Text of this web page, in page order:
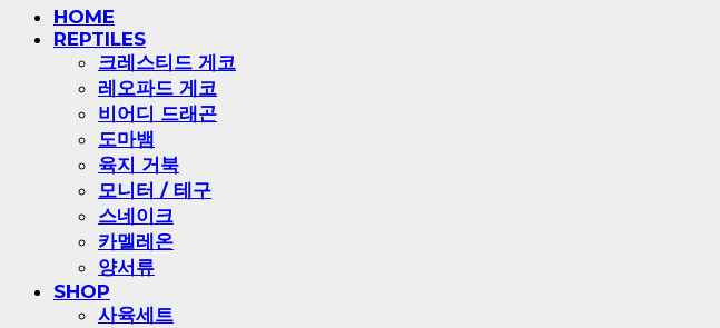
HOME
REPTILES
크레스티드 게코
레오파드 게코
비어디 드래곤
도마뱀
육지 거북
모니터 / 테구
스네이크
카멜레온
양서류
SHOP
사육세트